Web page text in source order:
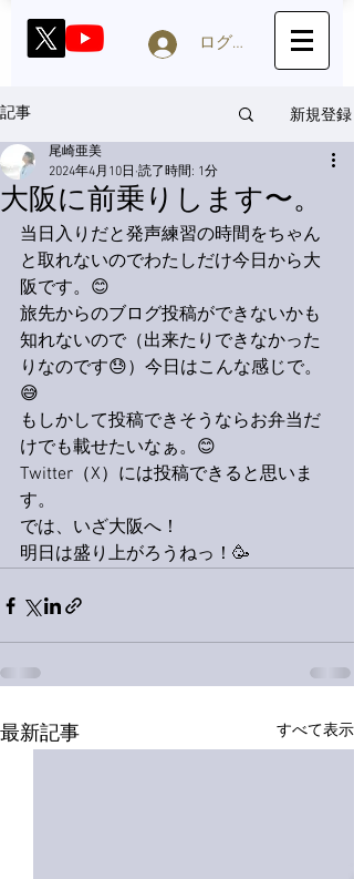
ログイン
記事 新規登録
大阪に前乗りします〜。
尾崎亜美
2024年4月10日 読了時間: 1分
当日入りだと発声練習の時間をちゃん
と取れないのでわたしだけ今日から大
阪です。😊
旅先からのブログ投稿ができないかも
知れないので（出来たりできなかった
りなのです😓）今日はこんな感じで。
😅
もしかして投稿できそうならお弁当だ
けでも載せたいなぁ。😊
Twitter（X）には投稿できると思いま
す。
では、いざ大阪へ！
明日は盛り上がろうねっ！🥳
最新記事 すべて表示